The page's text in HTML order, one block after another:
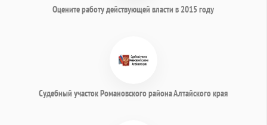
Оцените работу действующей власти в 2015 году
Судебный участок Романовского района Алтайского края